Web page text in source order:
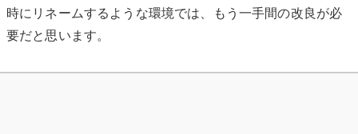
時にリネームするような環境では、もう一手間の改良が必
要だと思います。